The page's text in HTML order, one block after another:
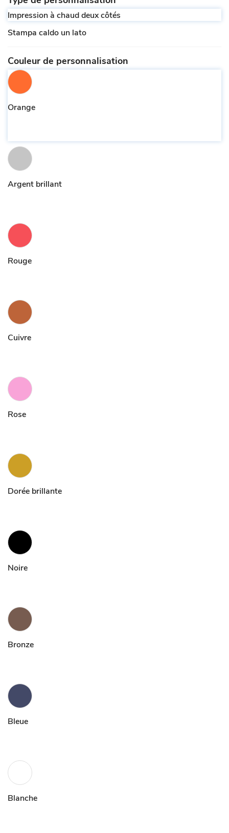
Impression à chaud deux côtés
Stampa caldo un lato
Couleur de personnalisation
Orange
Argent brillant
Rouge
Cuivre
Rose
Dorée brillante
Noire
Bronze
Bleue
Blanche